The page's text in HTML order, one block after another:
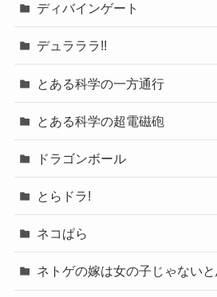
ディバインゲート
デュラララ!!
とある科学の一方通行
とある科学の超電磁砲
ドラゴンボール
とらドラ!
ネコぱら
ネトゲの嫁は女の子じゃない